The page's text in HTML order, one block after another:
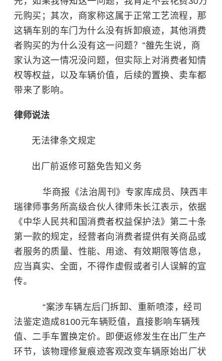
元购买；其次，商家称这属于正常工艺流程，那
这辆车别的车门为什么没有拆卸痕迹，其他消费
者购买的为什么没有这一问题？”雒先生说，商
家认为这一情况没问题，但实际上对消费者知情
权等权益，以及车辆价值，后续的置换、卖车都
带来了影响。
律师说法
无法律条文规定
出厂前返修可豁免告知义务
华商报《法治周刊》专家库成员、陕西丰
瑞律师事务所高级合伙人律师朱长江表示，依据
《中华人民共和国消费者权益保护法》第二十条
第一款的规定，经营者向消费者提供有关商品或
者服务的质量、性能、用途、有效期限等信息，
应当真实、全面，不得作虚假或者引人误解的宣
传。
“案涉车辆左后门拆卸、重新喷漆，经司
法鉴定造成8100元车辆贬值，直接影响车辆残
值、二手车置换定价。即便返修发生在出厂生产
环节，该物理修复痕迹客观改变车辆原始出厂状